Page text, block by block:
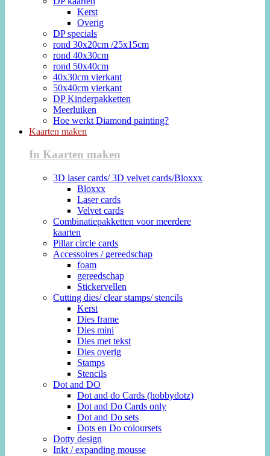
Kerst
Overig
DP specials
rond 30x20cm /25x15cm
rond 40x30cm
rond 50x40cm
40x30cm vierkant
50x40cm vierkant
DP Kinderpakketten
Meerluiken
Hoe werkt Diamond painting?
Kaarten maken
In Kaarten maken
3D laser cards/ 3D velvet cards/Bloxxx
Bloxxx
Laser cards
Velvet cards
Combinatiepakketten voor meerdere
kaarten
Pillar circle cards
Accessoires / gereedschap
foam
gereedschap
Stickervellen
Cutting dies/ clear stamps/ stencils
Kerst
Dies frame
Dies mini
Dies met tekst
Dies overig
Stamps
Stencils
Dot and DO
Dot and do Cards (hobbydotz)
Dot and Do Cards only
Dot and Do sets
Dots en Do coloursets
Dotty design
Inkt / expanding mousse